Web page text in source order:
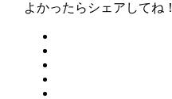
よかったらシェアしてね！